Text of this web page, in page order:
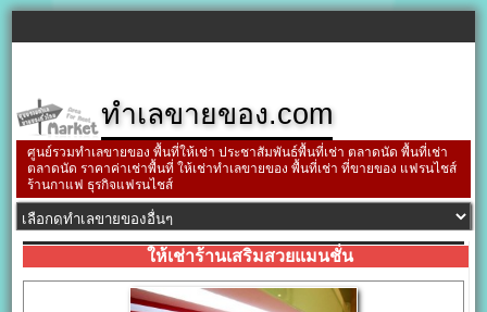
ทำเลขายของ.com
ศูนย์รวมทำเลขายของ พื้นที่ให้เช่า ประชาสัมพันธ์พื้นที่เช่า ตลาดนัด พื้นที่เช่า
ตลาดนัด ราคาค่าเช่าพื้นที่ ให้เช่าทำเลขายของ พื้นที่เช่า ที่ขายของ แฟรนไชส์
ร้านกาแฟ ธุรกิจแฟรนไชส์
ให้เช่าร้านเสริมสวยแมนชั่น